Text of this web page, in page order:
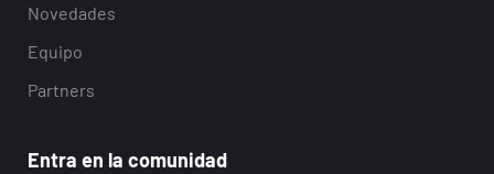
Novedades
Equipo
Partners
Entra en la comunidad